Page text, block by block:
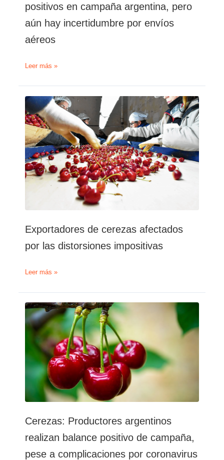
positivos en campaña argentina, pero
aún hay incertidumbre por envíos
aéreos
Cerezas:
esperan
volúmenes
positivos
en
campaña
argentina,
pero
aún
hay
incertidumbre
por
Leer más »
Exportadores de cerezas afectados
por las distorsiones impositivas
Exportadores
cerezas
afectados
por
las
distorsiones
impositivas
Leer más »
Cerezas: Productores argentinos
realizan balance positivo de campaña,
pese a complicaciones por coronavirus